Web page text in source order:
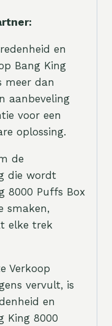
en
Bang King
meer dan
aanbeveling
voor een
oplossing.
de
die wordt
8000 Puffs Box
smaken,
elke trek
Verkoop
vervult, is
en
King 8000